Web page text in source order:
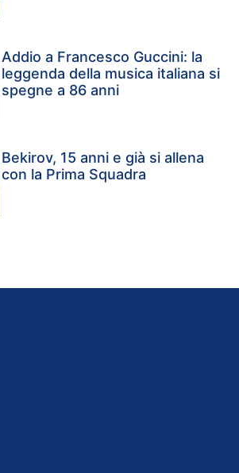
Addio a Francesco Guccini: la
leggenda della musica italiana si
spegne a 86 anni
Bekirov, 15 anni e già si allena
con la Prima Squadra